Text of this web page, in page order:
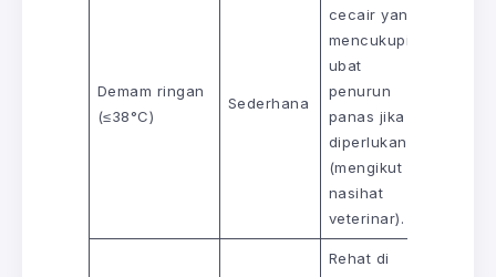
Demam ringan
(≤38°C)
Sederhana
cecair yang
mencukupi,
ubat
penurun
panas jika
diperlukan
(mengikut
nasihat
veterinar).
Rehat di